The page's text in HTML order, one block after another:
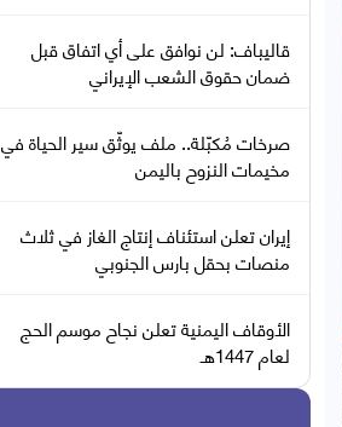
قاليباف: لن نوافق على أي اتفاق قبل
ضمان حقوق الشعب الإيراني
صرخات مُكبّلة.. ملف يوثّق سير الحياة في
مخيمات النزوح باليمن
إيران تعلن استئناف إنتاج الغاز في ثلاث
منصات بحقل بارس الجنوبي
الأوقاف اليمنية تعلن نجاح موسم الحج
لعام 1447هـ